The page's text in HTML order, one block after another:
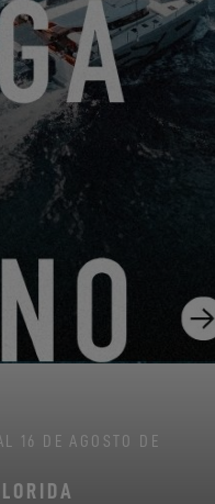
DE AGOSTO DE 2026
VERANO!
16 DE AGOSTO DE